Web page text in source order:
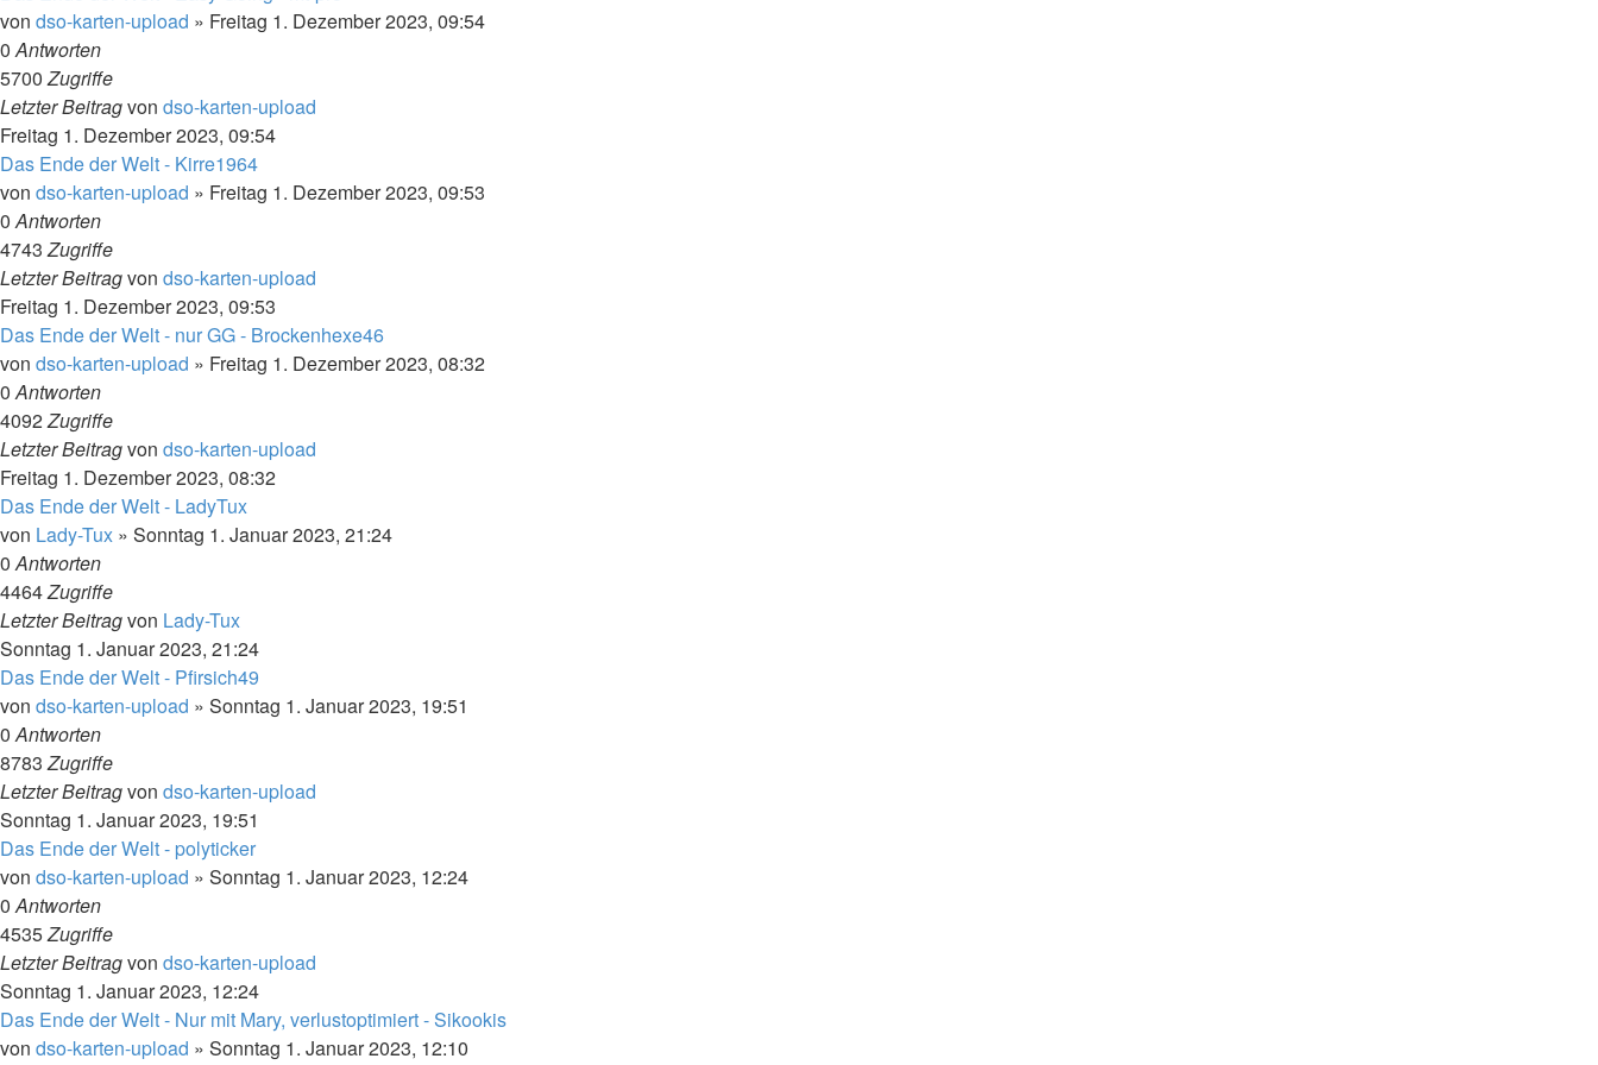
von dso-karten-upload » Freitag 1. Dezember 2023, 09:54
0Antworten
5700Zugriffe
Letzter Beitragvon dso-karten-upload
Freitag 1. Dezember 2023, 09:54
Das Ende der Welt - Kirre1964
von dso-karten-upload » Freitag 1. Dezember 2023, 09:53
0Antworten
4743Zugriffe
Letzter Beitragvon dso-karten-upload
Freitag 1. Dezember 2023, 09:53
Das Ende der Welt - nur GG - Brockenhexe46
von dso-karten-upload » Freitag 1. Dezember 2023, 08:32
0Antworten
4092Zugriffe
Letzter Beitragvon dso-karten-upload
Freitag 1. Dezember 2023, 08:32
Das Ende der Welt - LadyTux
von Lady-Tux » Sonntag 1. Januar 2023, 21:24
0Antworten
4464Zugriffe
Letzter Beitragvon Lady-Tux
Sonntag 1. Januar 2023, 21:24
Das Ende der Welt - Pfirsich49
von dso-karten-upload » Sonntag 1. Januar 2023, 19:51
0Antworten
8783Zugriffe
Letzter Beitragvon dso-karten-upload
Sonntag 1. Januar 2023, 19:51
Das Ende der Welt - polyticker
von dso-karten-upload » Sonntag 1. Januar 2023, 12:24
0Antworten
4535Zugriffe
Letzter Beitragvon dso-karten-upload
Sonntag 1. Januar 2023, 12:24
Das Ende der Welt - Nur mit Mary, verlustoptimiert - Sikookis
von dso-karten-upload » Sonntag 1. Januar 2023, 12:10